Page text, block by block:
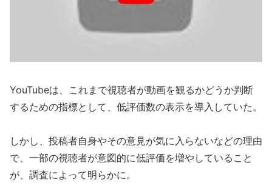
YouTubeは、これまで視聴者が動画を観るかどうか判断
するための指標として、低評価数の表示を導入していた。
しかし、投稿者自身やその意見が気に入らないなどの理由
で、一部の視聴者が意図的に低評価を増やしていること
が、調査によって明らかに。